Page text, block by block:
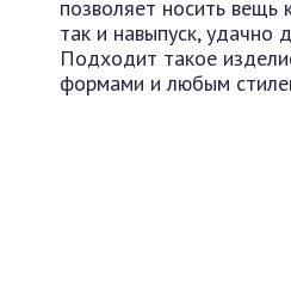
позволяет носить вещь
так и навыпуск, удачно
Подходит такое
формами и любым